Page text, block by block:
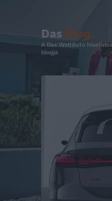
Das Blog.
A Das WeltAuto hivatalos
blogja